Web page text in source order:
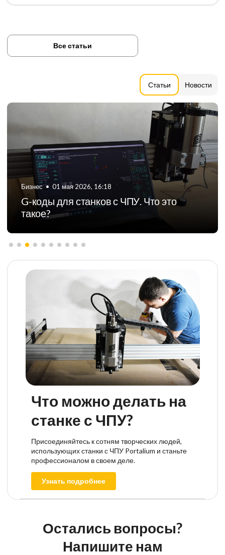
Статьи Новости
Все статьи
Бизнес • 06 августа 2024, 11:21
ТОП-5 российских производителей
фрезерных станков с ЧПУ
Что можно делать на
станке с ЧПУ?
Присоединяйтесь к сотням творческих людей,
использующих станки с ЧПУ Portalium и станьте
профессионалом в своем деле.
Узнать подробнее
Остались вопросы?
Напишите нам